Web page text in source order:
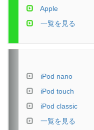
Apple
一覧を見る
iPod nano
iPod touch
iPod classic
一覧を見る